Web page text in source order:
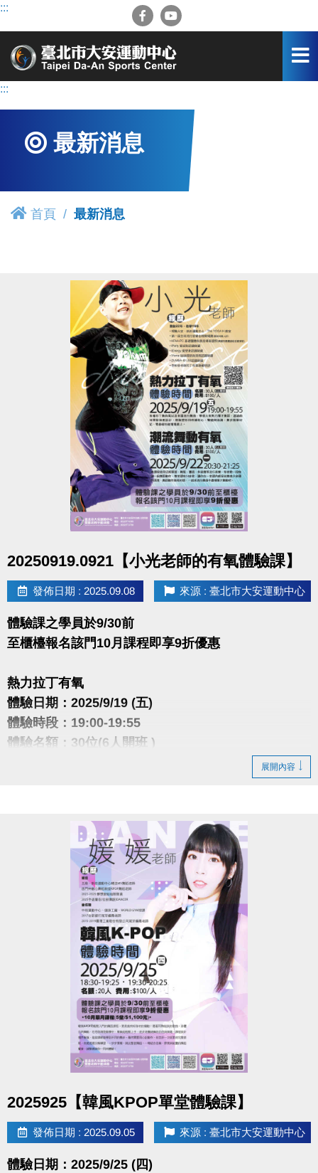
跳
容
:::
:::
最新消息
首頁 最新消息
20250919.0921【小光老師的有氧體驗課】
發佈日期 : 2025.09.08 來源 : 臺北市大安運動中心
體驗課之學員於9/30前
至櫃檯報名該門10月課程即享9折優惠
熱力拉丁有氧
體驗日期：2025/9/19 (五)
體驗時段：19:00-19:55
體驗名額：30位(6人開班 )
各種拉丁舞曲風以及各國流行舞曲，帶領大家熱力揮
透過曲目間歇強度設計，燃脂塑形同時練核心、臀腿
舞步簡單好記，零基礎也能慢慢跟上。
潮流舞動有氧
體驗日期：2025/9/22 (一)
體驗時段：20:30-21:25
體驗名額：30位(6人開班 )
體驗費用：$100/人
本課程使用近期華語、韓風、臺語、抖音舞等流行音
每首歌一段旋律一組舞蹈動作，整堂課有14首歌，
讓你在一堂課內感受到舞曲大帝國的混搭，
吧。
很重要!很重要!很重要!
報名請先註冊【會員資料】
展開內容
2025925【韓風KPOP單堂體驗課】
發佈日期 : 2025.09.05 來源 : 臺北市大安運動中心
體驗日期：2025/9/25 (四)